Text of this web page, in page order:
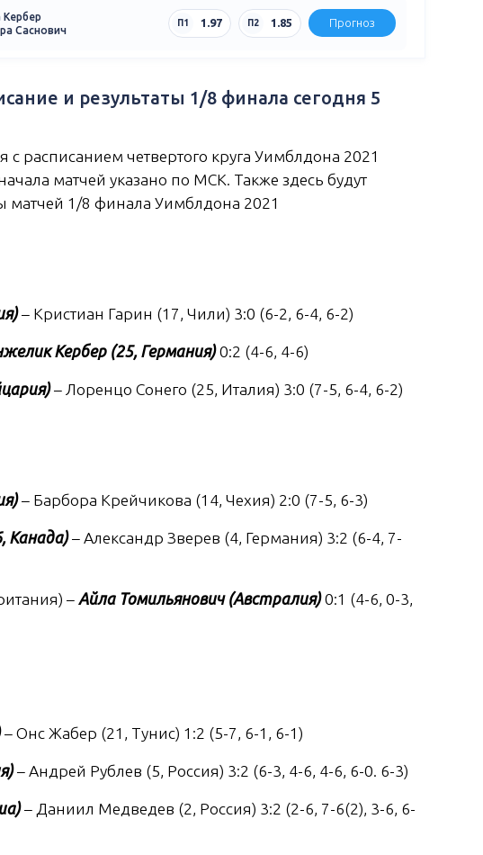
Саснович
П1 1.97 П2 1.85 Прогноз
и результаты 1/8 финала сегодня 5
с расписанием четвертого круга Уимблдона 2021
матчей указано по МСК. Также здесь будут
матчей 1/8 финала Уимблдона 2021
– Кристиан Гарин (17, Чили) 3:0 (6-2, 6-4, 6-2)
Кербер (25, Германия)0:2 (4-6, 4-6)
– Лоренцо Сонего (25, Италия) 3:0 (7-5, 6-4, 6-2)
– Барбора Крейчикова (14, Чехия) 2:0 (7-5, 6-3)
Канада) – Александр Зверев (4, Германия) 3:2 (6-4, 7-
– Айла Томильянович (Австралия) 0:1 (4-6, 0-3,
– Онс Жабер (21, Тунис) 1:2 (5-7, 6-1, 6-1)
– Андрей Рублев (5, Россия) 3:2 (6-3, 4-6, 4-6, 6-0. 6-3)
– Даниил Медведев (2, Россия) 3:2 (2-6, 7-6(2), 3-6, 6-